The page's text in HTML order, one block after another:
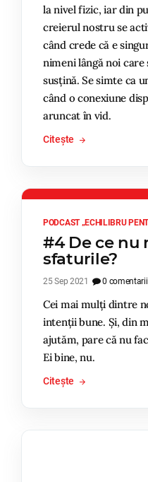
la nivel fizic, iar din
creierul nostru se
când crede că e
nimeni lângă noi care
susțină. Se simte ca
când o conexiune
aruncat în vid.
Citește
PODCAST „ECHILIBRU
#4 De ce nu
sfaturile?
25 Sep 2021 0 comentarii
Cei mai mulți dintre
intenții bune. Și, din
ajutăm, pare că nu
Ei bine, nu.
Citește